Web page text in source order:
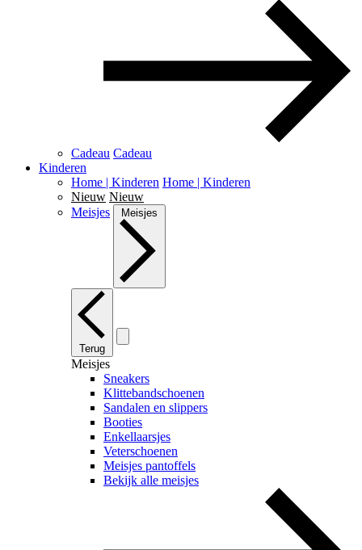
Cadeau Cadeau
Kinderen
Home | Kinderen Home | Kinderen
Nieuw Nieuw
Meisjes
Meisjes
Terug
Meisjes
Sneakers
Klittebandschoenen
Sandalen en slippers
Booties
Enkellaarsjes
Veterschoenen
Meisjes pantoffels
Bekijk alle meisjes